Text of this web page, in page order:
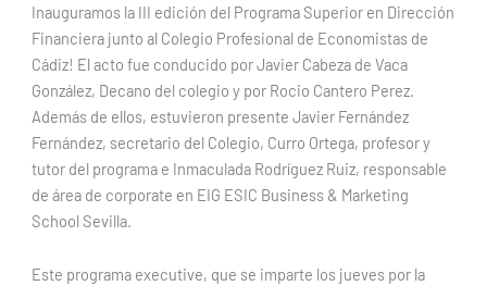
Inauguramos la III edición del Programa Superior en Dirección
Financiera junto al Colegio Profesional de Economistas de
Cádiz! El acto fue conducido por Javier Cabeza de Vaca
González, Decano del colegio y por Rocio Cantero Perez.
Además de ellos, estuvieron presente Javier Fernández
Fernández, secretario del Colegio, Curro Ortega, profesor y
tutor del programa e Inmaculada Rodríguez Ruiz, responsable
de área de corporate en EIG ESIC Business & Marketing
School Sevilla.
Este programa executive, que se imparte los jueves por la